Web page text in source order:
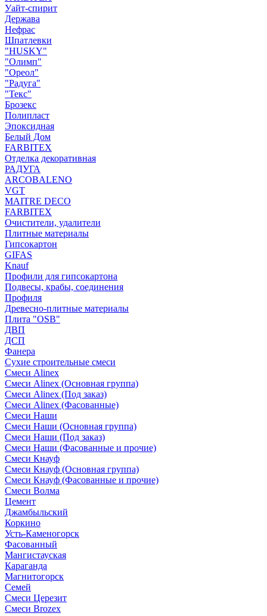
Уайт-спирит
Держава
Нефрас
Шпатлевки
"HUSKY"
"Олимп"
"Ореол"
"Радуга"
"Текс"
Брозекс
Полипласт
Эпоксидная
Белый Дом
FARBITEX
Отделка декоративная
РАДУГА
ARCOBALENO
VGT
MAITRE DECO
FARBITEX
Очистители, удалители
Плитные материалы
Гипсокартон
GIFAS
Knauf
Профили для гипсокартона
Подвесы, крабы, соединения
Профиля
Древесно-плитные материалы
Плита "OSB"
ДВП
ДСП
Фанера
Сухие строительные смеси
Смеси Alinex
Смеси Alinex (Основная группа)
Смеси Alinex (Под заказ)
Смеси Alinex (Фасованные)
Смеси Наши
Смеси Наши (Основная группа)
Смеси Наши (Под заказ)
Смеси Наши (Фасованные и прочие)
Смеси Кнауф
Смеси Кнауф (Основная группа)
Смеси Кнауф (Фасованные и прочие)
Смеси Волма
Цемент
Джамбыльский
Коркино
Усть-Каменогорск
Фасованный
Мангистауская
Караганда
Магнитогорск
Семей
Смеси Церезит
Смеси Brozex